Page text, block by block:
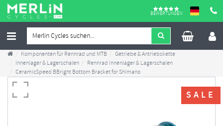
BEWERTUNGEN
Komponenten für Rennrad und MTB
Getriebe & Antriebskette
Innenlager & Lagerschalen
Rennrad Innenlager & Lagerschalen
CeramicSpeed BBright Bottom Bracket for Shimano
SALE